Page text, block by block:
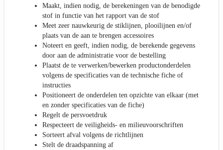
Maakt, indien nodig, de berekeningen van de benodigde
stof in functie van het rapport van de stof
Meet zeer nauwkeurig de stiklijnen, plooilijnen en/of
plaats van de aan te brengen accessoires
Noteert en geeft, indien nodig, de berekende gegevens
door aan de administratie voor de bestelling
Plaatst de te verwerken/bewerken productonderdelen
volgens de specificaties van de technische fiche of
instructies
Positioneert de onderdelen ten opzichte van elkaar (met
en zonder specificaties van de fiche)
Regelt de persvoetdruk
Respecteert de veiligheids- en milieuvoorschriften
Sorteert afval volgens de richtlijnen
Stelt de draadspanning af